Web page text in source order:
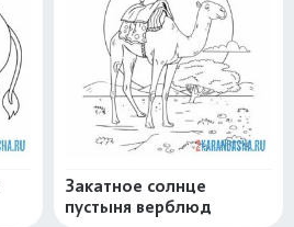
Закатное солнце
пустыня верблюд